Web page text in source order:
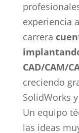
experiencia
carrera
CAD/CAM/
creciendo
SolidWorks
Un equipo
las ideas